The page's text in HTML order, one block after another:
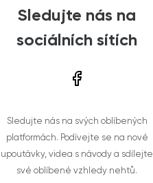
Sledujte nás na
sociálních sítích
Sledujte nás na svých oblíbených
platformách. Podívejte se na nové
upoutávky, videa s návody a sdílejte
své oblíbené vzhledy nehtů.